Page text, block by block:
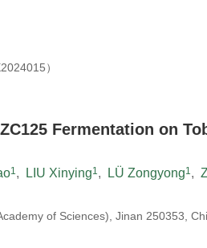
）
ZC125 Fermentation on
1, LIU Xinying1, LÜ Zongyong1,
of Sciences), Jinan 250353,